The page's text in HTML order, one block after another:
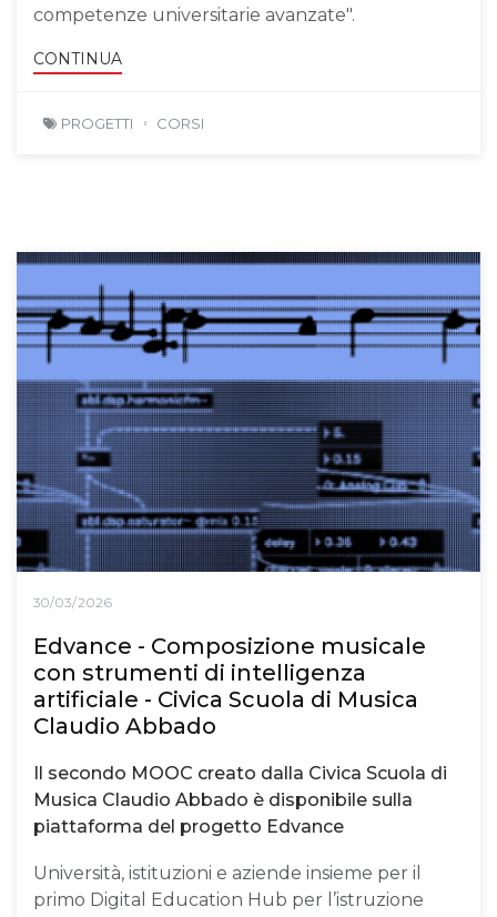
competenze universitarie avanzate".
CONTINUA
PROGETTI CORSI
30/03/2026
Edvance - Composizione musicale
con strumenti di intelligenza
artificiale - Civica Scuola di Musica
Claudio Abbado
Il secondo MOOC creato dalla Civica Scuola di
Musica Claudio Abbado è disponibile sulla
piattaforma del progetto Edvance
Università, istituzioni e aziende insieme per il
primo Digital Education Hub per l’istruzione